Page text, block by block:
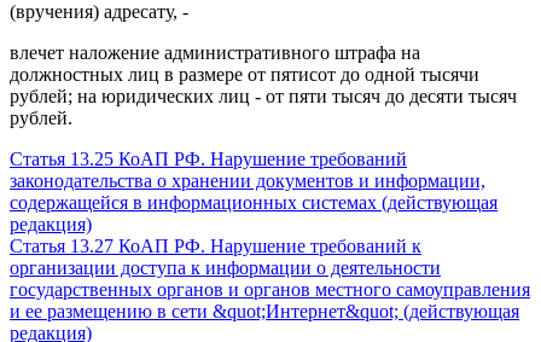
(вручения) адресату, -
влечет наложение административного штрафа на
должностных лиц в размере от пятисот до одной тысячи
рублей; на юридических лиц - от пяти тысяч до десяти тысяч
рублей.
Статья 13.25 КоАП РФ. Нарушение требований
законодательства о хранении документов и информации,
содержащейся в информационных системах (действующая
редакция)
Статья 13.27 КоАП РФ. Нарушение требований к
организации доступа к информации о деятельности
государственных органов и органов местного самоуправления
и ее размещению в сети &quot;Интернет&quot; (действующая
редакция)